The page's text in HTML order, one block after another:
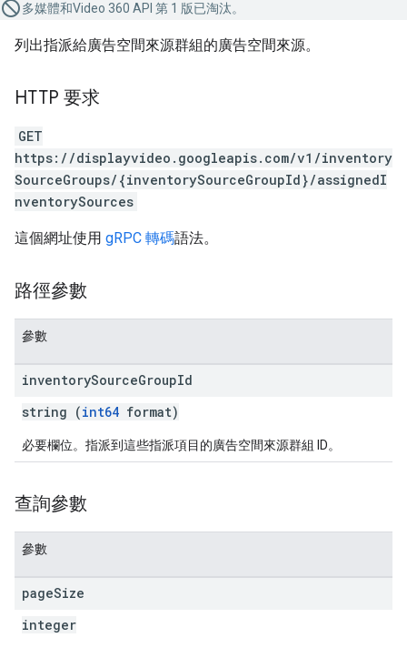
多媒體和Video 360 API 第 1 版已淘汰。
列出指派給廣告空間來源群組的廣告空間來源。
HTTP 要求
GET
https://displayvideo.googleapis.com/v1/inventory
SourceGroups/{inventorySourceGroupId}/assignedI
nventorySources
這個網址使用 gRPC 轉碼語法。
路徑參數
參數
inventorySourceGroupId
string (int64 format)
必要欄位。指派到這些指派項目的廣告空間來源群組 ID。
查詢參數
參數
pageSize
integer